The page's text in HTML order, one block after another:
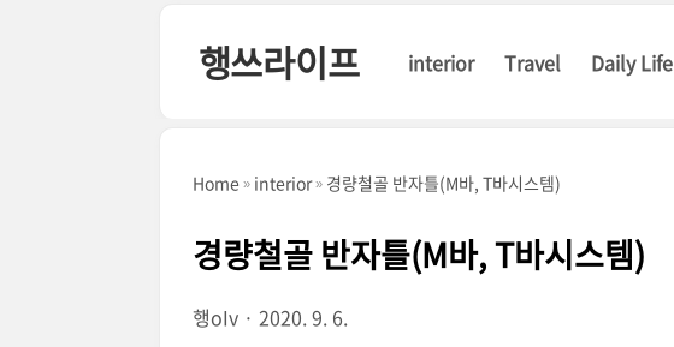
행쓰라이프 interior Travel Daily Life
Home interior 경량철골 반자틀(M바, T바시스템)
경량철골 반자틀(M바, T바시스템)
행oIv 2020. 9. 6.